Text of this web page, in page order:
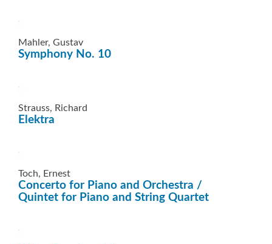
Mahler, Gustav
Symphony No. 10
Strauss, Richard
Elektra
Toch, Ernest
Concerto for Piano and Orchestra /
Quintet for Piano and String Quartet